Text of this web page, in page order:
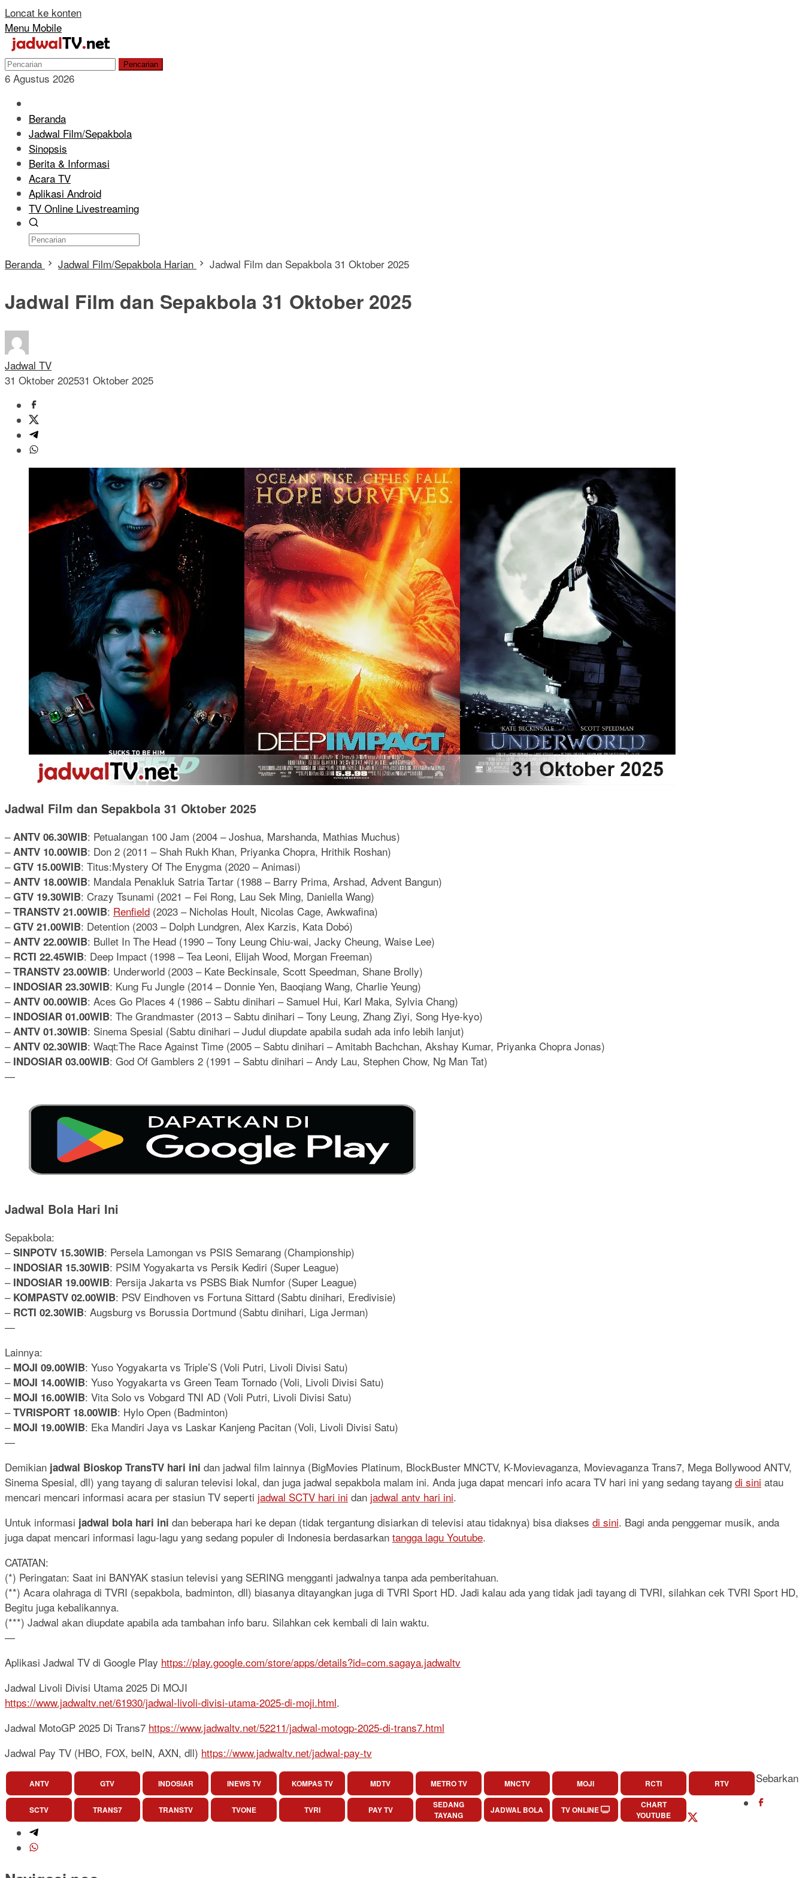
Loncat ke konten
Menu Mobile
Pencarian
6 Agustus 2026
Beranda
Jadwal Film/Sepakbola
Sinopsis
Berita & Informasi
Acara TV
Aplikasi Android
TV Online Livestreaming
Beranda Jadwal Film/Sepakbola Harian Jadwal Film dan Sepakbola 31 Oktober 2025
Jadwal Film dan Sepakbola 31 Oktober 2025
Jadwal TV
31 Oktober 202531 Oktober 2025
Jadwal Film dan Sepakbola 31 Oktober 2025
–ANTV 06.30WIB: Petualangan 100 Jam (2004 – Joshua, Marshanda, Mathias Muchus)
–ANTV 10.00WIB: Don 2 (2011 – Shah Rukh Khan, Priyanka Chopra, Hrithik Roshan)
–GTV 15.00WIB: Titus:Mystery Of The Enygma (2020 – Animasi)
–ANTV 18.00WIB: Mandala Penakluk Satria Tartar (1988 – Barry Prima, Arshad, Advent Bangun)
–GTV 19.30WIB: Crazy Tsunami (2021 – Fei Rong, Lau Sek Ming, Daniella Wang)
–TRANSTV 21.00WIB: Renfield (2023 – Nicholas Hoult, Nicolas Cage, Awkwafina)
–GTV 21.00WIB: Detention (2003 – Dolph Lundgren, Alex Karzis, Kata Dobó)
–ANTV 22.00WIB: Bullet In The Head (1990 – Tony Leung Chiu-wai, Jacky Cheung, Waise Lee)
– RCTI 22.45WIB: Deep Impact (1998 – Tea Leoni, Elijah Wood, Morgan Freeman)
–TRANSTV 23.00WIB: Underworld (2003 – Kate Beckinsale, Scott Speedman, Shane Brolly)
– INDOSIAR 23.30WIB: Kung Fu Jungle (2014 – Donnie Yen, Baoqiang Wang, Charlie Yeung)
–ANTV 00.00WIB: Aces Go Places 4 (1986 – Sabtu dinihari – Samuel Hui, Karl Maka, Sylvia Chang)
– INDOSIAR 01.00WIB: The Grandmaster (2013 – Sabtu dinihari – Tony Leung, Zhang Ziyi, Song Hye-kyo)
–ANTV 01.30WIB: Sinema Spesial (Sabtu dinihari – Judul diupdate apabila sudah ada info lebih lanjut)
–ANTV 02.30WIB: Waqt:The Race Against Time (2005 – Sabtu dinihari – Amitabh Bachchan, Akshay Kumar, Priyanka Chopra Jonas)
– INDOSIAR 03.00WIB: God Of Gamblers 2 (1991 – Sabtu dinihari – Andy Lau, Stephen Chow, Ng Man Tat)
—
Jadwal Bola Hari Ini
Sepakbola:
–SINPOTV 15.30WIB: Persela Lamongan vs PSIS Semarang (Championship)
– INDOSIAR 15.30WIB: PSIM Yogyakarta vs Persik Kediri (Super League)
– INDOSIAR 19.00WIB: Persija Jakarta vs PSBS Biak Numfor (Super League)
– KOMPASTV 02.00WIB: PSV Eindhoven vs Fortuna Sittard (Sabtu dinihari, Eredivisie)
– RCTI 02.30WIB: Augsburg vs Borussia Dortmund (Sabtu dinihari, Liga Jerman)
—
Lainnya:
– MOJI 09.00WIB: Yuso Yogyakarta vs Triple’S (Voli Putri, Livoli Divisi Satu)
– MOJI 14.00WIB: Yuso Yogyakarta vs Green Team Tornado (Voli, Livoli Divisi Satu)
– MOJI 16.00WIB: Vita Solo vs Vobgard TNI AD (Voli Putri, Livoli Divisi Satu)
–TVRISPORT 18.00WIB: Hylo Open (Badminton)
– MOJI 19.00WIB: Eka Mandiri Jaya vs Laskar Kanjeng Pacitan (Voli, Livoli Divisi Satu)
—
Demikian jadwal Bioskop TransTV hari ini dan jadwal film lainnya (BigMovies Platinum, BlockBuster MNCTV, K-Movievaganza, Movievaganza Trans7, Mega Bollywood ANTV,
Sinema Spesial, dll) yang tayang di saluran televisi lokal, dan juga jadwal sepakbola malam ini. Anda juga dapat mencari info acara TV hari ini yang sedang tayang di sini atau
mencari mencari informasi acara per stasiun TV seperti jadwal SCTV hari ini dan jadwal antv hari ini.
Untuk informasi jadwal bola hari ini dan beberapa hari ke depan (tidak tergantung disiarkan di televisi atau tidaknya) bisa diakses di sini. Bagi anda penggemar musik, anda
juga dapat mencari informasi lagu-lagu yang sedang populer di Indonesia berdasarkan tangga lagu Youtube.
CATATAN:
(*) Peringatan: Saat ini BANYAK stasiun televisi yang SERING mengganti jadwalnya tanpa ada pemberitahuan.
(**) Acara olahraga di TVRI (sepakbola, badminton, dll) biasanya ditayangkan juga di TVRI Sport HD. Jadi kalau ada yang tidak jadi tayang di TVRI, silahkan cek TVRI Sport HD,
Begitu juga kebalikannya.
(***) Jadwal akan diupdate apabila ada tambahan info baru. Silahkan cek kembali di lain waktu.
—
Aplikasi Jadwal TV di Google Play https://play.google.com/store/apps/details?id=com.sagaya.jadwaltv
Jadwal Livoli Divisi Utama 2025 Di MOJI
https://www.jadwaltv.net/61930/jadwal-livoli-divisi-utama-2025-di-moji.html.
Jadwal MotoGP 2025 Di Trans7 https://www.jadwaltv.net/52211/jadwal-motogp-2025-di-trans7.html
Jadwal Pay TV (HBO, FOX, beIN, AXN, dll) https://www.jadwaltv.net/jadwal-pay-tv
ANTV GTV INDOSIAR INEWS TV KOMPAS TV MDTV METRO TV MNCTV MOJI RCTI RTV
SCTV TRANS7 TRANSTV TVONE TVRI PAY TV
SEDANG
TAYANG
JADWAL BOLA TV ONLINE
CHART
YOUTUBE
Sebarkan